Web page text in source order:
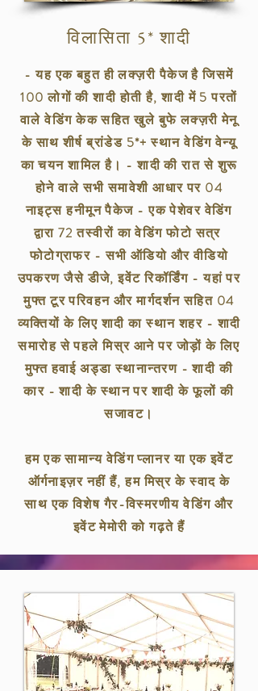
विलासिता 5* शादी
- यह एक बहुत ही लक्ज़री पैकेज है जिसमें
100 लोगों की शादी होती है, शादी में 5 परतों
वाले वेडिंग केक सहित खुले बुफे लक्ज़री मेनू
के साथ शीर्ष ब्रांडेड 5*+ स्थान वेडिंग वेन्यू
का चयन शामिल है। - शादी की रात से शुरू
होने वाले सभी समावेशी आधार पर 04
नाइट्स हनीमून पैकेज - एक पेशेवर वेडिंग
द्वारा 72 तस्वीरों का वेडिंग फोटो सत्र
फोटोग्राफर - सभी ऑडियो और वीडियो
उपकरण जैसे डीजे, इवेंट रिकॉर्डिंग - यहां पर
मुफ्त टूर परिवहन और मार्गदर्शन सहित 04
व्यक्तियों के लिए शादी का स्थान शहर - शादी
समारोह से पहले मिस्र आने पर जोड़ों के लिए
मुफ्त हवाई अड्डा स्थानान्तरण - शादी की
कार - शादी के स्थान पर शादी के फूलों की
सजावट।
हम एक सामान्य वेडिंग प्लानर या एक इवेंट
ऑर्गनाइज़र नहीं हैं, हम मिस्र के स्वाद के
साथ एक विशेष गैर-विस्मरणीय वेडिंग और
इवेंट मेमोरी को गढ़ते हैं